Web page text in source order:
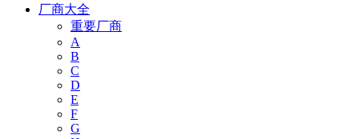
厂商大全
重要厂商
A
B
C
D
E
F
G